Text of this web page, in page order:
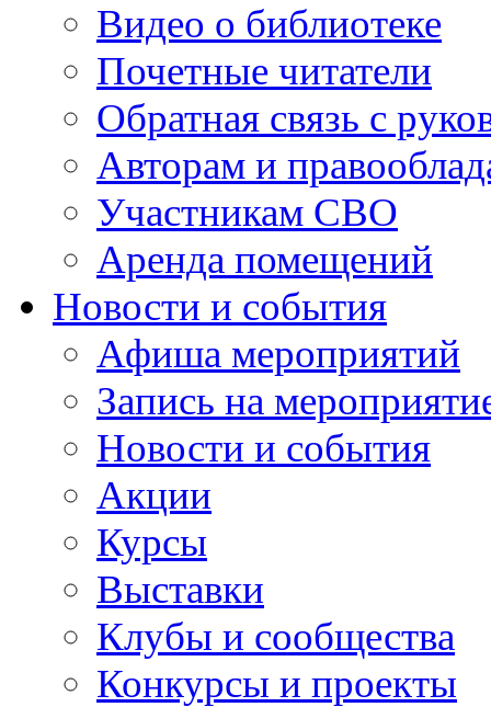
Видео о библиотеке
Почетные читатели
Обратная связь с
Авторам и
Участникам СВО
Аренда помещений
Новости и события
Афиша мероприятий
Запись на
Новости и события
Акции
Курсы
Выставки
Клубы и сообщества
Конкурсы и проекты